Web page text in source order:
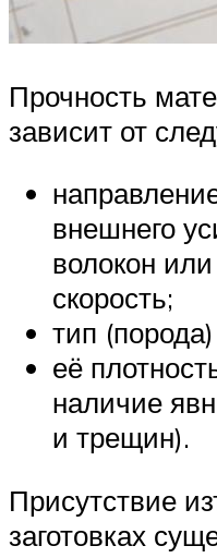
Прочность
зависит от
внешнего
волокон
скорость;
тип
её
наличие
и трещин).
Присутствие
заготовках